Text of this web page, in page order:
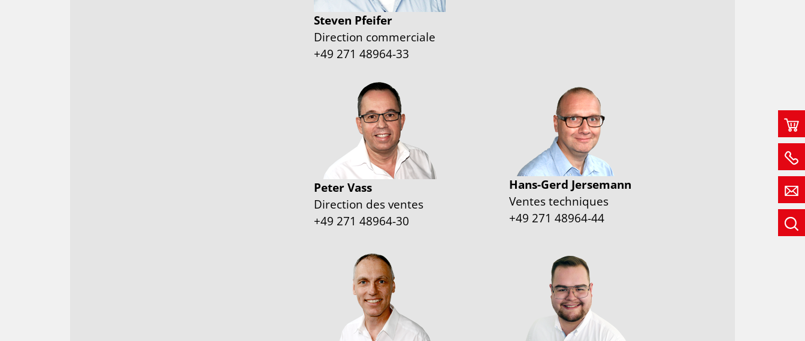
Steven Pfeifer
Direction commerciale
+49 271 48964-33
Peter Vass
Direction des ventes
+49 271 48964-30
Hans-Gerd Jersemann
Ventes techniques
+49 271 48964-44